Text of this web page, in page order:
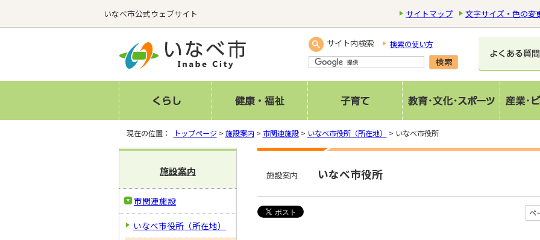
いなべ市公式ウェブサイト サイトマップ 文字サイズ・色の変
サイト内検索 検索の使い方
現在の位置： トップページ> 施設案内> 市関連施設> いなべ市役所（所在地） > いなべ市役所
施設案内 いなべ市役所
ペ
施設案内
市関連施設
いなべ市役所（所在地）